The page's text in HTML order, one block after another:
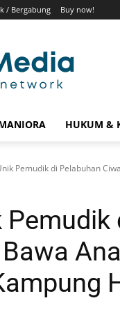
/ Bergabung Buy now!
HUKUM &
Pemudik di Pelabuhan
Pemudik